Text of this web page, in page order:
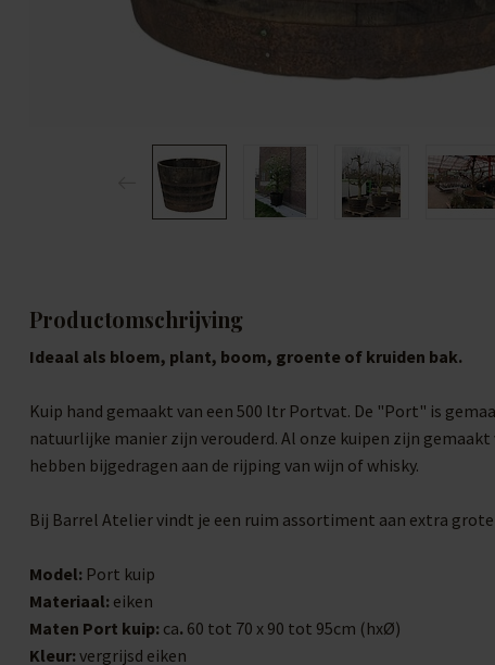
Productomschrijving
Ideaal als bloem, plant, boom, groente of kruiden bak.
Kuip hand gemaakt van een 500 ltr Portvat. De "Port" is
natuurlijke manier zijn verouderd. Al onze kuipen zijn
hebben bijgedragen aan de rijping van wijn of whisky.
Bij Barrel Atelier vindt je een ruim assortiment aan extra
Model: Port kuip
Materiaal: eiken
Maten Port kuip: ca. 60 tot 70 x 90 tot 95cm (hxØ)
Kleur: vergrijsd eiken